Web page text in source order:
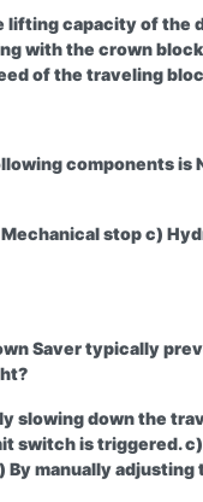
lifting capacity of the
with the crown
of the traveling
components is
stop c)
Saver typically
slowing down the
switch is triggered.
By manually